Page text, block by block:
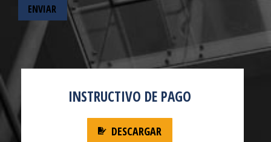
INSTRUCTIVO DE PAGO
DESCARGAR